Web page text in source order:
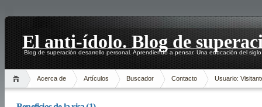
El anti-ídolo. Blog de
Blog de superación desarrollo personal. Aprendiendo a pensar. Una educación del
Acerca de Artículos Buscador Contacto Usuario: